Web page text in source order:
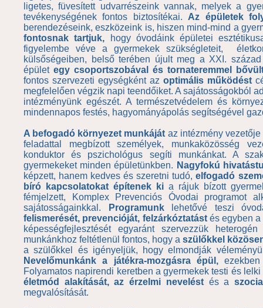
ligetes, füvesített udvarrészeink vannak, melyek a
tevékenységének fontos biztosítékai. Az épületek
berendezéseink, eszközeink is, hiszen mind-mind a
fontosnak tartjuk, hogy óvodáink épületei
figyelembe véve a gyermekek szükségleteit,
külsőségeiben, belső terében újult meg a XXI.
épületegy csoportszobával és tornateremmel
fontos szervezeti egységként azoptimális működést
megfelelően végzik napi teendőiket. A sajátosságokból
intézményünk egészét. A természetvédelem és
mindennapos festés, hagyományápolás segítségével
A befogadó környezet munkáját az intézmény
feladattal megbízott személyek, munkaközösség
konduktor és pszichológus segíti munkánkat. A
gyermekeket minden épületünkben. Nagyfokú
képzett, hanem kedves és szeretni tudó,elfogadó
bíró kapcsolatokat építenek ki a rájuk bízott
fémjelzett, Komplex Prevenciós Óvodai programot
sajátosságainkkal.
Programunklehetővé teszi
felismerését, prevencióját, felzárkóztatástés egyben
képességfejlesztését egyaránt szervezzük
munkánkhoz feltétlenül fontos, hogy a szülőkkel
a szülőkkel és igényeljük, hogy elmondják
Nevelőmunkánk a játékra-mozgásra épül,ezekben
Folyamatos napirendi keretben a gyermekek testi és
életmód alakítását, az érzelmi neveléstés a
megvalósítását.